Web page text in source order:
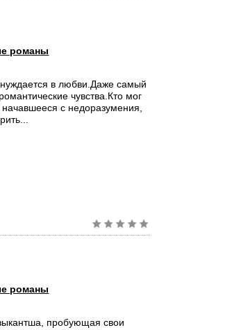
романы
в любви.Даже самый
чувства.Кто мог
начавшееся с недоразумения,
романы
пробующая свои